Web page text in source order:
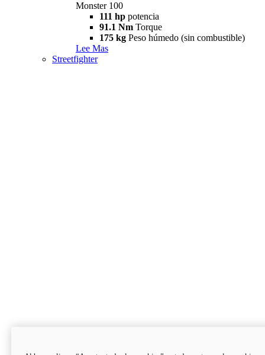
Monster 100
111 hp potencia
91.1 Nm Torque
175 kg Peso húmedo (sin combustible)
Lee Mas
Streetfighter